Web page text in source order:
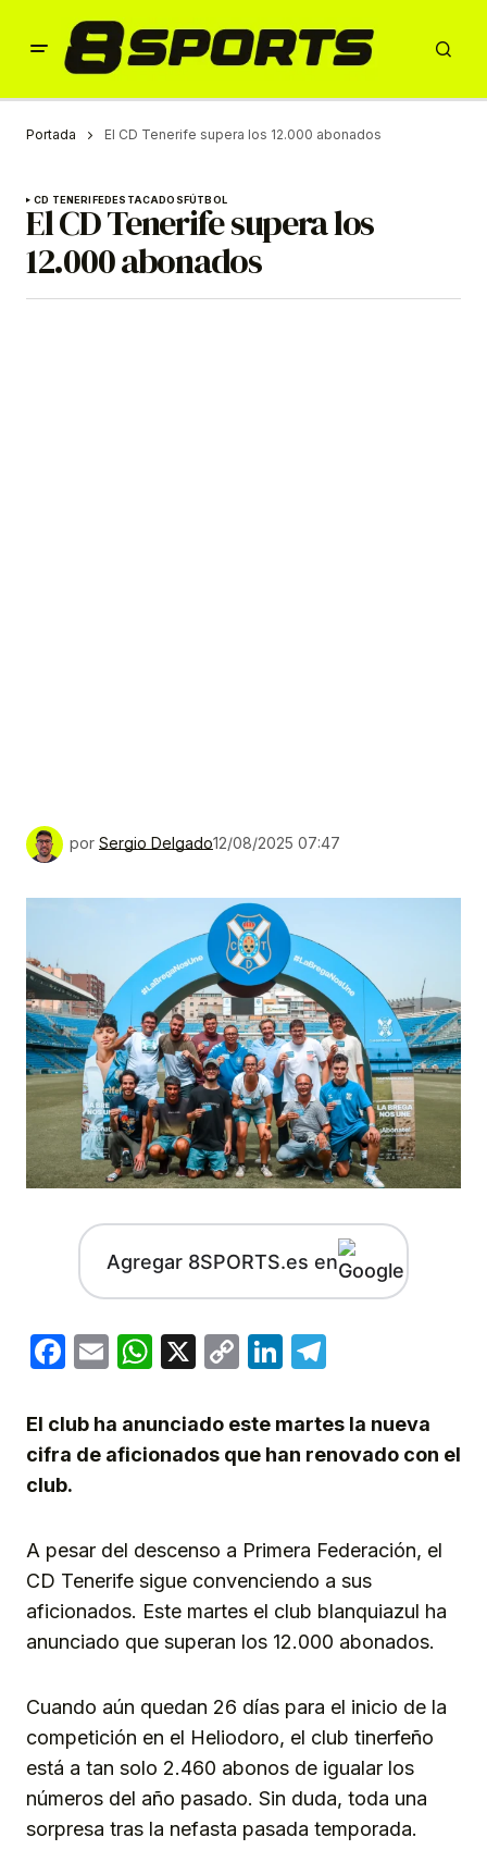
Portada El CD Tenerife supera los 12.000 abonados
CD TENERIFEDESTACADOSFÚTBOL
El CD Tenerife supera los
12.000 abonados
por Sergio Delgado12/08/2025 07:47
Agregar 8SPORTS.es en
Facebook
EmailWhatsApp
X
CopyLinkedIn
El club ha anunciado este martes la nueva
cifra de aficionados que han renovado con el
club.
A pesar del descenso a Primera Federación, el
CD Tenerife sigue convenciendo a sus
aficionados. Este martes el club blanquiazul ha
anunciado que superan los 12.000 abonados.
Cuando aún quedan 26 días para el inicio de la
competición en el Heliodoro, el club tinerfeño
está a tan solo 2.460 abonos de igualar los
números del año pasado. Sin duda, toda una
sorpresa tras la nefasta pasada temporada.